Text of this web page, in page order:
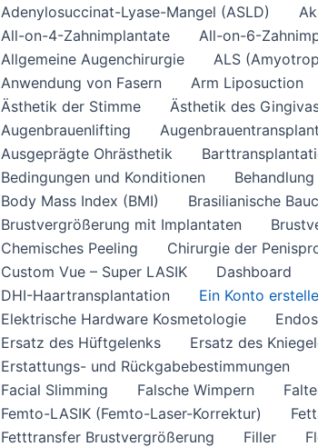
Adenylosuccinat-Lyase-Mangel (ASLD)
All-on-4-Zahnimplantate
All-on-6-
Allgemeine Augenchirurgie
ALS
Anwendung von Fasern
Arm Liposuction
Ästhetik der Stimme
Ästhetik des
Augenbrauenlifting
Ausgeprägte Ohrästhetik
Bedingungen und Konditionen
Body Mass Index (BMI)
Brasilianische
Brustvergrößerung mit Implantaten
Chemisches Peeling
Chirurgie der
Custom Vue – Super LASIK
Dashboard
DHI-Haartransplantation
Ein Konto
Elektrische Hardware Kosmetologie
Ersatz des Hüftgelenks
Ersatz des
Erstattungs- und Rückgabebestimmungen
Facial Slimming
Falsche Wimpern
Femto-LASIK (Femto-Laser-Korrektur)
Fetttransfer Brustvergrößerung
Filler